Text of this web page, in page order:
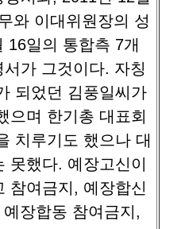
와 이대위원장의 성
16일의 통합측 7개
가 그것이다. 자칭
되었던 김풍일씨가
으며 한기총 대표회
치루기도 했으나 대
못했다. 예장고신이
참여금지, 예장합신
장합동 참여금지,